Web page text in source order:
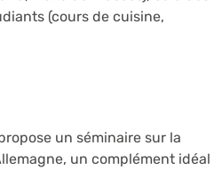
(cours de cuisine,
un séminaire sur la
un complément idéal